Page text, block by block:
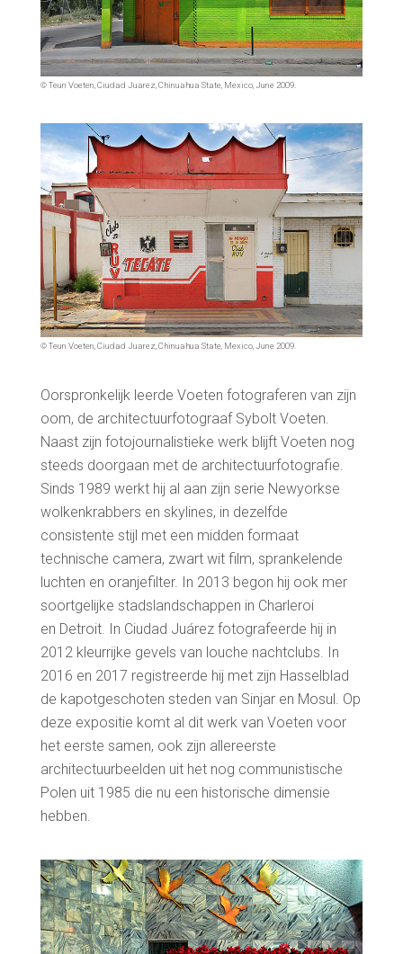
© Teun Voeten, Ciudad Juarez, Chinuahua State, Mexico, June 2009.
© Teun Voeten, Ciudad Juarez, Chinuahua State, Mexico, June 2009.
Oorspronkelijk leerde Voeten fotograferen van zijn
oom, de architectuurfotograaf Sybolt Voeten.
Naast zijn fotojournalistieke werk blijft Voeten nog
steeds doorgaan met de architectuurfotografie.
Sinds 1989 werkt hij al aan zijn serie Newyorkse
wolkenkrabbers en skylines, in dezelfde
consistente stijl met een midden formaat
technische camera, zwart wit film, sprankelende
luchten en oranjefilter. In 2013 begon hij ook mer
soortgelijke stadslandschappen in Charleroi
en Detroit. In Ciudad Juárez fotografeerde hij in
2012 kleurrijke gevels van louche nachtclubs. In
2016 en 2017 registreerde hij met zijn Hasselblad
de kapotgeschoten steden van Sinjar en Mosul. Op
deze expositie komt al dit werk van Voeten voor
het eerste samen, ook zijn allereerste
architectuurbeelden uit het nog communistische
Polen uit 1985 die nu een historische dimensie
hebben.